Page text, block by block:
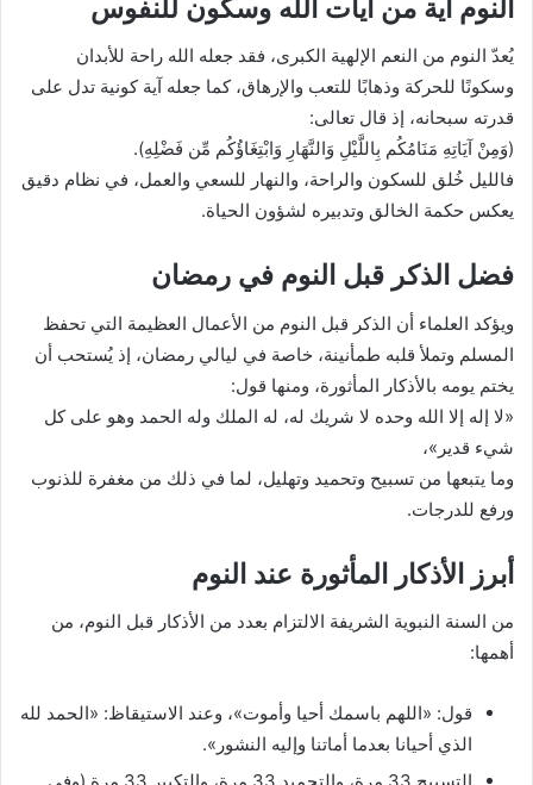
النوم آية من آيات الله وسكون للنفوس
يُعدّ النوم من النعم الإلهية الكبرى، فقد جعله الله راحة للأبدان
وسكونًا للحركة وذهابًا للتعب والإرهاق، كما جعله آية كونية تدل على
قدرته سبحانه، إذ قال تعالى:
(وَمِنْ آيَاتِهِ مَنَامُكُم بِاللَّيْلِ وَالنَّهَارِ وَابْتِغَاؤُكُم مِّن فَضْلِهِ).
فالليل خُلق للسكون والراحة، والنهار للسعي والعمل، في نظام دقيق
يعكس حكمة الخالق وتدبيره لشؤون الحياة.
فضل الذكر قبل النوم في رمضان
ويؤكد العلماء أن الذكر قبل النوم من الأعمال العظيمة التي تحفظ
المسلم وتملأ قلبه طمأنينة، خاصة في ليالي رمضان، إذ يُستحب أن
يختم يومه بالأذكار المأثورة، ومنها قول:
«لا إله إلا الله وحده لا شريك له، له الملك وله الحمد وهو على كل
شيء قدير»،
وما يتبعها من تسبيح وتحميد وتهليل، لما في ذلك من مغفرة للذنوب
ورفع للدرجات.
أبرز الأذكار المأثورة عند النوم
من السنة النبوية الشريفة الالتزام بعدد من الأذكار قبل النوم، من
أهمها:
قول: «اللهم باسمك أحيا وأموت»، وعند الاستيقاظ: «الحمد لله
الذي أحيانا بعدما أماتنا وإليه النشور».